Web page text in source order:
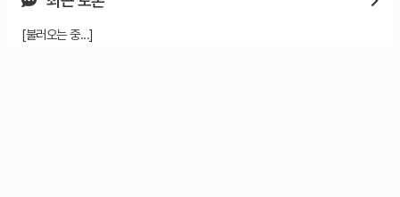
[불러오는 중...]